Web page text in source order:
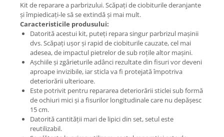
Kit de reparare a parbrizului. Scăpați de ciobiturile deranjante
și împiedicați-le să se extindă și mai mult.
Caracteristicile produsului:
Datorită acestui kit, puteți repara singur parbrizul mașinii
dvs. Scăpați ușor și rapid de ciobiturile cauzate, cel mai
adesea, de impactul pietrelor de sub roțile altor mașini.
Așchiile și zgârieturile adânci rezultate din fisuri vor deveni
aproape invizibile, iar sticla va fi protejată împotriva
deteriorării ulterioare.
Este potrivit pentru repararea deteriorării sticlei sub formă
de ochiuri mici și a fisurilor longitudinale care nu depășesc
15 cm.
Datorită cantității mari de lipici din set, setul este
reutilizabil.